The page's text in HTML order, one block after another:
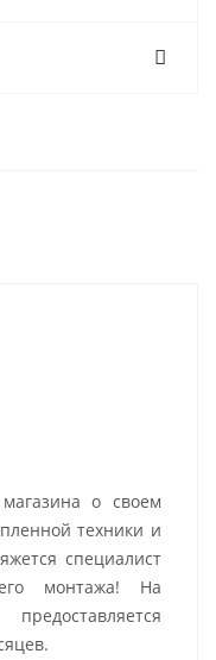
о своем
техники и
специалист
монтажа! На